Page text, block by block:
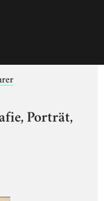
Porträt,